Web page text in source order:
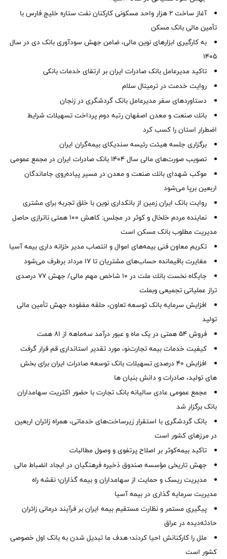
آغاز ساخت ۲ هزار واحد مسکونی کارکنان نفت ستاره خلیج فارس با
تأمین مالی بانک مسکن
به کارگیری ابزارهای نوین مالی، ضامن جهش سودآوری بانک دی در سال
1405
تاکید مدیرعامل بانک صادرات ایران بر ارتقای خدمات بانکی
روایت خدمت در ترمینال سلام
دستاوردهای سفر مدیرعامل بانک گردشگری در زنجان
بانك صنعت و معدن اصفهان رتبه دوم پرداخت تسهیلات شرایط
اضطرار استان را كسب كرد
برگزاری جلسه هیئت رئیسه سندیکای بیمه‌گران ایران
تصویب صورت‌های مالی سال ۱۴۰۴ بانک صادرات ایران در مجمع عمومی
موكب شهدای بانك صنعت و معدن در مسیر پیاده‌روی جاماندگان
اربعین برپا می‌شود
روایت بانک ایران زمین از بانکداری نوین با خلق تجربه برای مشتری
نماینده مردم خلخال و کوثر در مجلس: کاهش ۱۰۰ همتی ناترازی حاصل
مدیریت مطلوب بانک مسکن است
تکریم معاون فنی بیمه‌های اموال و انتصاب مدیر خزانه داری بیمه آسیا
مغایرت‌ باقیمانده حساب‌های مشتریان تا ۱۷ مرداد برطرف می‌شود
جایگاه نخست بانك ملت در 10 شاخص مهم مالی/ جهش 77 درصدی
تراز عملیاتی تجمیعی وبملت
افزایش سرمایه بانک توسعه تعاون، حلقه مفقوده جهش تأمین مالی
تولید
فروش 54 همتی در یک ماه و عبور درآمد سه‌ماهه از 81 همت
کیفیت خدمات بیمه تجارت‌نو، مورد تقدیر استانداری قم قرار گرفت
افزایش 40 درصدی تسهیلات بانک توسعه صادرات ایران برای بخش
های تولید، صادرات و دانش بنیان ها
مجمع عمومی عادی سالیانه بانک تجارت با حضور اکثریت سهامداران
بانک برگزار شد
بانک گردشگری با استقرار زیرساخت‌های خدماتی، همراه زائران اربعین
در مرزهای کشور است
تاکید بیمه‌کوثر بر اصلاح پرتفوی و وصول مطالبات ‌
جهش تاریخی مؤسسه صندوق ذخیره فرهنگیان در ایجاد انضباط مالی
مدیریت ریسک و حمایت از سهامداران و بیمه گذاران؛ نقشه راه
مدیریت سرمایه گذاری در بیمه آسیا
پیگیری مستمر و نظارت مستقیم بیمه ایران بر فرآیند درمانی زائران
حادثه‌دیده در عراق
ملل را کارکنانش احیا کردند؛ هدف ما تبدیل شدن به بانک اول خصوصی
کشور است